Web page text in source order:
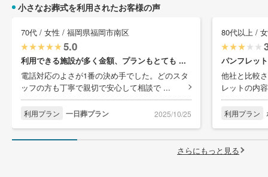
小さなお葬式を利用されたお客様の声
70代 / 女性 / 福岡県福岡市南区
5.0
利用できる施設が多く金額、プランもとても ...
電話対応のよさが1番の決め手でした。どのスタ
ッフの方も丁寧で親切で安心して相談で ...
利用プラン 一日葬プラン 2025/10/25
80代以上 /
パンフレッ
他社と比較
レットの内
利用プラン
さらにもっと見る